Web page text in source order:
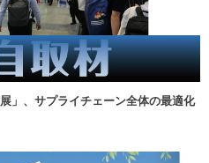
」、サプライチェーン全体の最適化